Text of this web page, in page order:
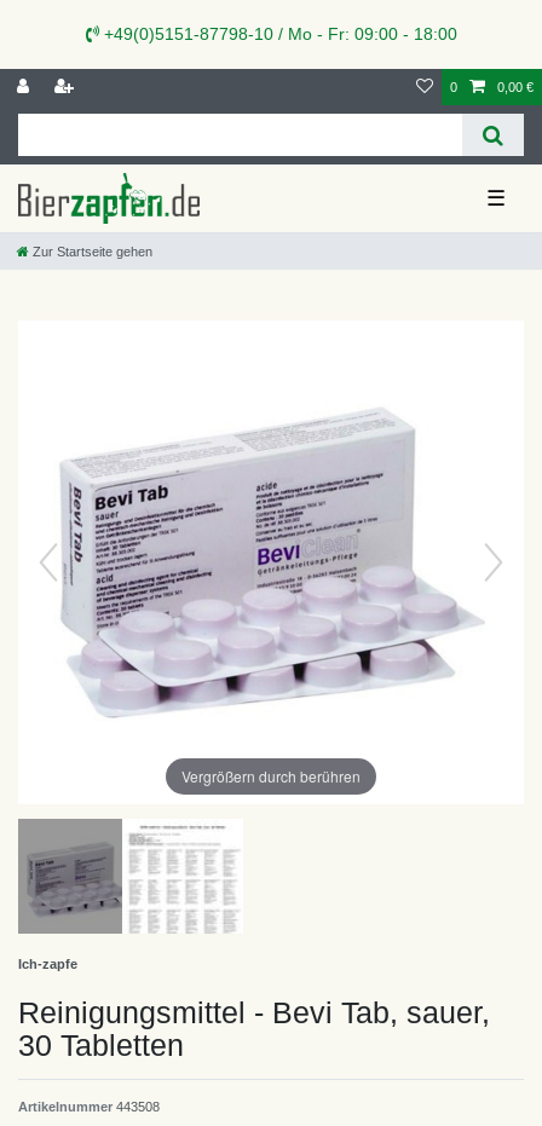
+49(0)5151-87798-10 / Mo - Fr: 09:00 - 18:00
0 0,00 €
☰
Zur Startseite gehen
Vergrößern durch berühren
Ich-zapfe
Reinigungsmittel - Bevi Tab, sauer,
30 Tabletten
Artikelnummer 443508